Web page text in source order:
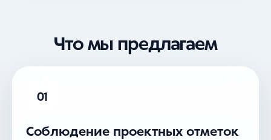
Что мы предлагаем
01
Соблюдение проектных отметок